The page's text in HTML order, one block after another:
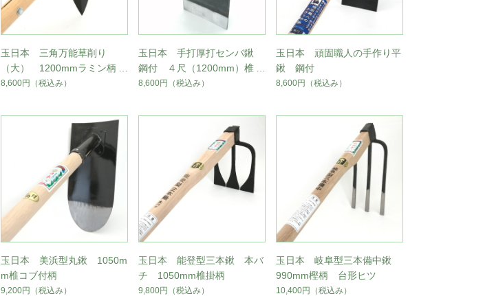
玉日本 三角万能草削り
（大） 1200mmラミン柄付
8,600円 （税込み）
玉日本 手打厚打センバ鍬
鋼付 ４尺（1200mm）椎掛
柄付
8,600円 （税込み）
玉日本 頑固職人の手作り平
鍬 鋼付
8,600円 （税込み）
玉日本 美浜型丸鍬 1050m
m椎コブ付柄
9,200円 （税込み）
玉日本 能登型三本鍬 本バ
チ 1050mm椎掛柄
9,800円 （税込み）
玉日本 岐阜型三本備中鍬
990mm樫柄 台形ヒツ
10,400円 （税込み）